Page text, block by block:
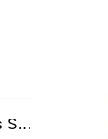
Camiseta Regata Santos Sempre Santos Jotaz – Produto Oficial